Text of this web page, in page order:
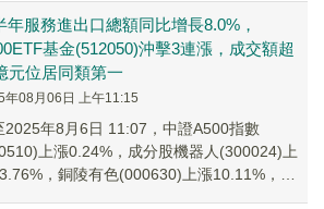
年服務進出口總額同比增長8.0%，
基金(512050)沖擊3連漲，成交額超
元位居同類第一
年08月06日 上午11:15
2025年8月6日 11:07，中證A500指數
上漲0.24%，成分股機器人(300024)上
，銅陵有色(000630)上漲10.11%，中